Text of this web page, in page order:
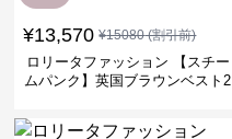
¥13,570 ¥15080(割引前)
ロリータファッション 【スチー
ムパンク】英国ブラウンベスト2